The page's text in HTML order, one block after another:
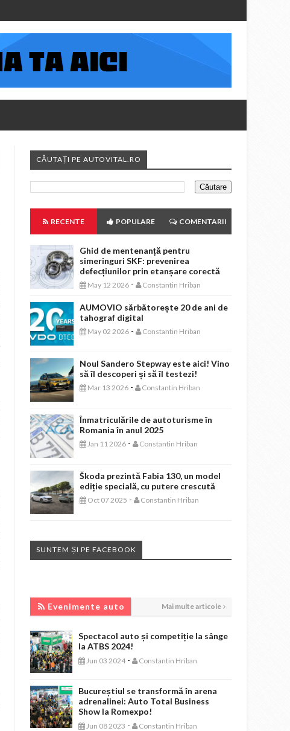
CĂUTAȚI PE AUTOVITAL.RO
RECENTE POPULARE COMENTARII
Ghid de mentenanță pentru
simeringuri SKF: prevenirea
defecțiunilor prin etanșare corectă
May 12 2026 - Constantin Hriban
AUMOVIO sărbătorește 20 de ani de
tahograf digital
May 02 2026 - Constantin Hriban
Noul Sandero Stepway este aici! Vino
să îl descoperi și să îl testezi!
Mar 13 2026 - Constantin Hriban
Înmatriculările de autoturisme în
Romania în anul 2025
Jan 11 2026 - Constantin Hriban
Škoda prezintă Fabia 130, un model
ediție specială, cu putere crescută
Oct 07 2025 - Constantin Hriban
SUNTEM ȘI PE FACEBOOK
Evenimente auto Mai multe articole
Spectacol auto și competiție la sânge
la ATBS 2024!
Jun 03 2024 - Constantin Hriban
Bucureștiul se transformă în arena
adrenalinei: Auto Total Business
Show la Romexpo!
Jun 08 2023 - Constantin Hriban